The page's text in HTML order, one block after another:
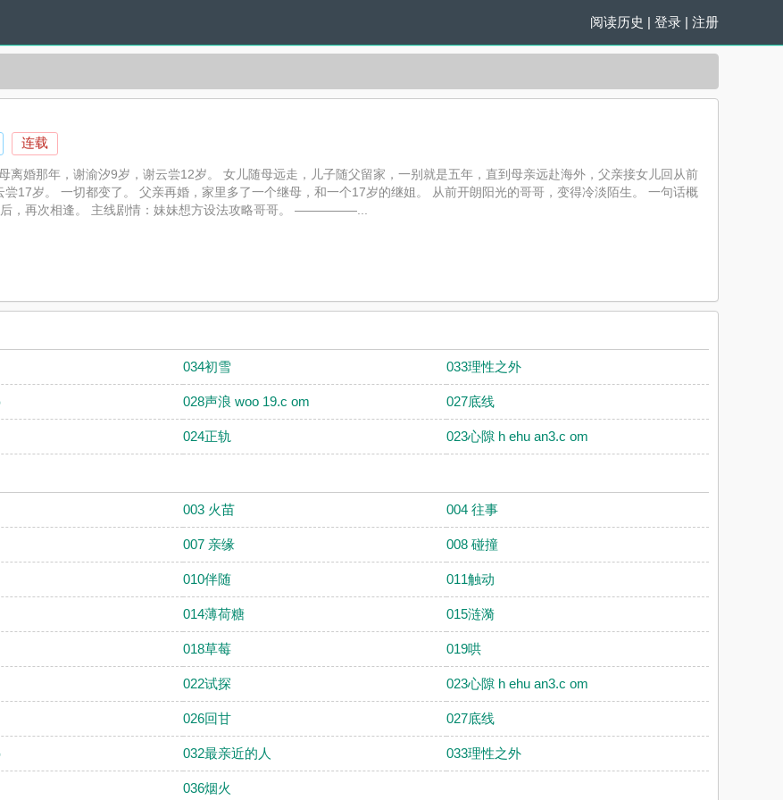
阅读历史 | 登录 | 注册
连载
离婚那年，谢渝汐9岁，谢云尝12岁。 女儿随母远走，儿子随父留家，一别就是五年，直到母亲远赴海外，父亲接女儿回从前
17岁。 一切都变了。 父亲再婚，家里多了一个继母，和一个17岁的继姐。 从前开朗阳光的哥哥，变得冷淡陌生。 一句话概
后，再次相逢。 主线剧情：妹妹想方设法攻略哥哥。 —————...
作的超爽肉文，3V小说网实时更新云汐（校园 骨科）最新章节并且提供无弹窗阅读，书友所发表的云汐（校园 骨科）评论，
校园 骨科）读者的观点。
034初雪 033理性之外
028声浪 woo 19.c om 027底线
024正轨 023心隙 h ehu an3.c om
003 火苗 004 往事
007 亲缘 008 碰撞
010伴随 011触动
014薄荷糖 015涟漪
018草莓 019哄
022试探 023心隙 h ehu an3.c om
026回甘 027底线
032最亲近的人 033理性之外
036烟火